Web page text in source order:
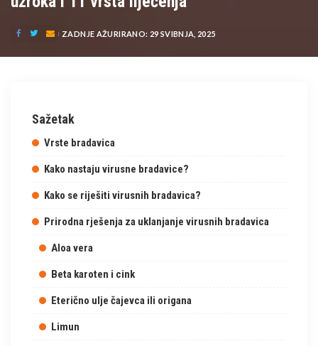
ZADNJE AŽURIRANO: 29 SVIBNJA, 2025
Sažetak
Vrste bradavica
Kako nastaju virusne bradavice?
Kako se riješiti virusnih bradavica?
Prirodna rješenja za uklanjanje virusnih bradavica
Aloa vera
Beta karoten i cink
Eterično ulje čajevca ili origana
Limun